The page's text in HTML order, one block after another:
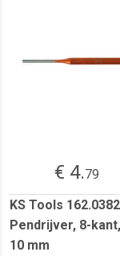
€ 4.79
KS Tools 162.0382
Pendrijver, 8-
10 mm